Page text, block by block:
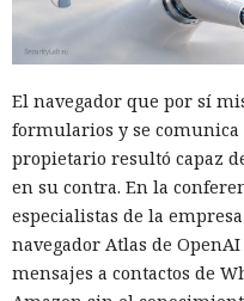
El navegador que por sí
formularios y se
propietario resultó capaz
en su contra. En la
especialistas de la
navegador Atlas de
mensajes a contactos de